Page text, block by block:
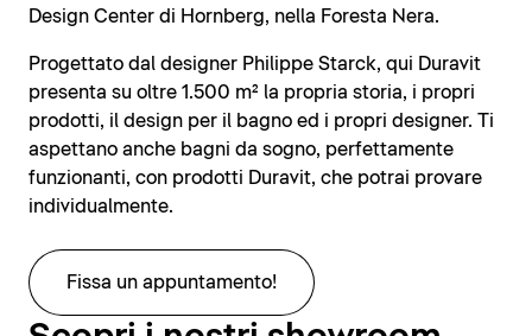
Design Center di Hornberg, nella Foresta Nera.
Progettato dal designer Philippe Starck, qui Duravit
presenta su oltre 1.500 m² la propria storia, i propri
prodotti, il design per il bagno ed i propri designer. Ti
aspettano anche bagni da sogno, perfettamente
funzionanti, con prodotti Duravit, che potrai provare
individualmente.
Fissa un appuntamento!